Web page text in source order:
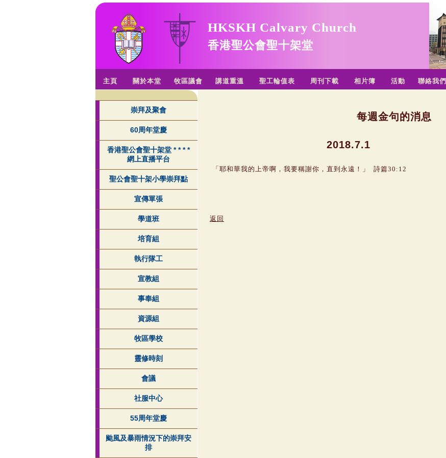
HKSKH Calvary Church
香港聖公會聖十架堂
主頁 關於本堂 牧區議會 講道重溫 聖工輪值表 周刊下載 相片簿 活動 聯絡我們
崇拜及聚會
60周年堂慶
香港聖公會聖十架堂 * * * *
網上直播平台
聖公會聖十架小學崇拜點
宣傳單張
學道班
培育組
執行隊工
宣教組
事奉組
資源組
牧區學校
靈修時刻
會議
社服中心
55周年堂慶
颱風及暴雨情況下的崇拜安
排
每週金句的消息
2018.7.1
「 耶和華我的上帝啊，我要稱謝你，直到永遠！」 詩篇30:12
返回